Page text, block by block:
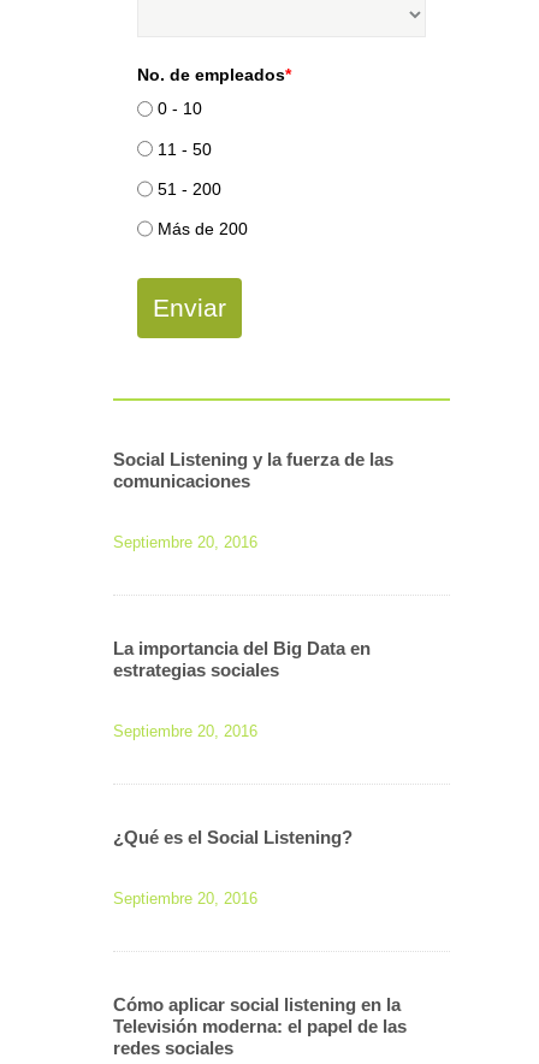
No. de empleados*
0 - 10
11 - 50
51 - 200
Más de 200
Enviar
Social Listening y la fuerza de las
comunicaciones
Septiembre 20, 2016
La importancia del Big Data en
estrategias sociales
Septiembre 20, 2016
¿Qué es el Social Listening?
Septiembre 20, 2016
Cómo aplicar social listening en la
Televisión moderna: el papel de las
redes sociales